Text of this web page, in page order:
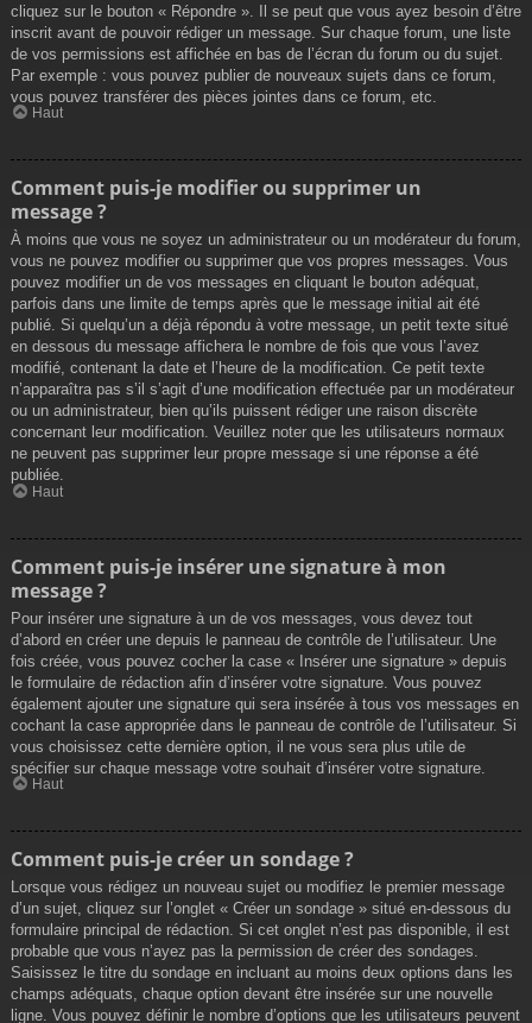
cliquez sur le bouton « Répondre ». Il se peut que vous ayez besoin d’être
inscrit avant de pouvoir rédiger un message. Sur chaque forum, une liste
de vos permissions est affichée en bas de l’écran du forum ou du sujet.
Par exemple : vous pouvez publier de nouveaux sujets dans ce forum,
vous pouvez transférer des pièces jointes dans ce forum, etc.
Haut
Comment puis-je modifier ou supprimer un
message ?
À moins que vous ne soyez un administrateur ou un modérateur du forum,
vous ne pouvez modifier ou supprimer que vos propres messages. Vous
pouvez modifier un de vos messages en cliquant le bouton adéquat,
parfois dans une limite de temps après que le message initial ait été
publié. Si quelqu’un a déjà répondu à votre message, un petit texte situé
en dessous du message affichera le nombre de fois que vous l’avez
modifié, contenant la date et l’heure de la modification. Ce petit texte
n’apparaîtra pas s’il s’agit d’une modification effectuée par un modérateur
ou un administrateur, bien qu’ils puissent rédiger une raison discrète
concernant leur modification. Veuillez noter que les utilisateurs normaux
ne peuvent pas supprimer leur propre message si une réponse a été
publiée.
Haut
Comment puis-je insérer une signature à mon
message ?
Pour insérer une signature à un de vos messages, vous devez tout
d’abord en créer une depuis le panneau de contrôle de l’utilisateur. Une
fois créée, vous pouvez cocher la case « Insérer une signature » depuis
le formulaire de rédaction afin d’insérer votre signature. Vous pouvez
également ajouter une signature qui sera insérée à tous vos messages en
cochant la case appropriée dans le panneau de contrôle de l’utilisateur. Si
vous choisissez cette dernière option, il ne vous sera plus utile de
spécifier sur chaque message votre souhait d’insérer votre signature.
Haut
Comment puis-je créer un sondage ?
Lorsque vous rédigez un nouveau sujet ou modifiez le premier message
d’un sujet, cliquez sur l’onglet « Créer un sondage » situé en-dessous du
formulaire principal de rédaction. Si cet onglet n’est pas disponible, il est
probable que vous n’ayez pas la permission de créer des sondages.
Saisissez le titre du sondage en incluant au moins deux options dans les
champs adéquats, chaque option devant être insérée sur une nouvelle
ligne. Vous pouvez définir le nombre d’options que les utilisateurs peuvent